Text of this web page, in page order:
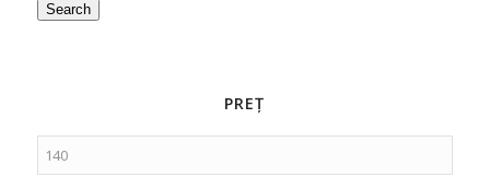
Search
PREȚ